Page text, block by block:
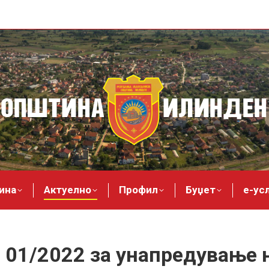
Актуелно Профил Буџет е-
2022 за унапредување